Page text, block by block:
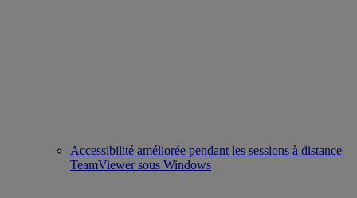
Accessibilité améliorée pendant les sessions à distance
TeamViewer sous Windows